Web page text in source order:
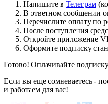
Напишите в Телеграм
В ответном сообщении
Перечислите оплату по
После поступления
Откройте приложение
Оформите подписку
Готово! Оплачивайте
Если вы еще сомневаетесь -
и работаем для вас!